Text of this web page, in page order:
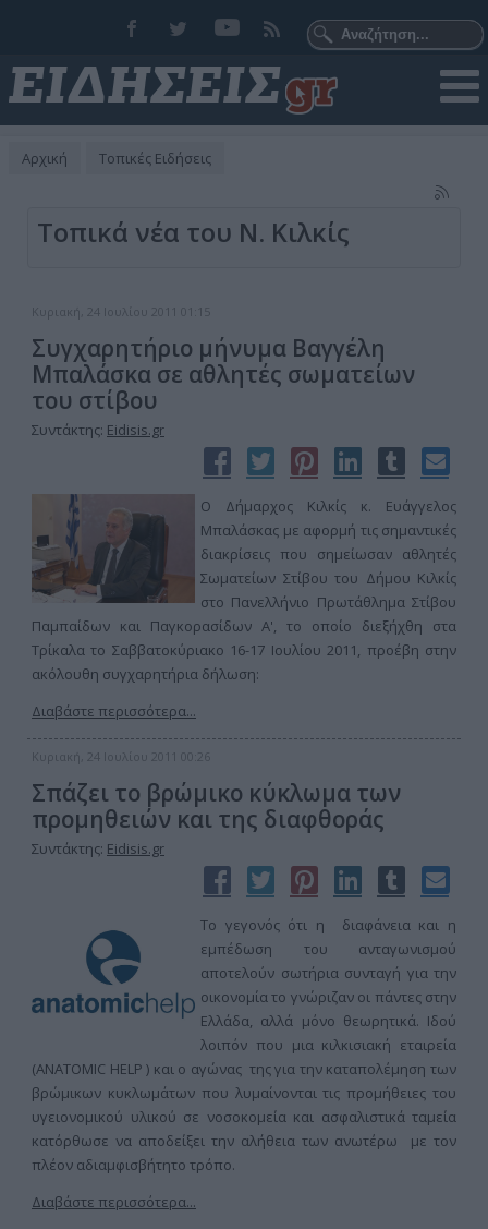
Αρχική Τοπικές Ειδήσεις
Τοπικά νέα του Ν. Κιλκίς
Κυριακή, 24 Ιουλίου 2011 01:15
Συγχαρητήριο μήνυμα Βαγγέλη
Μπαλάσκα σε αθλητές σωματείων
του στίβου
Συντάκτης: Eidisis.gr
Ο Δήμαρχος Κιλκίς κ. Ευάγγελος
Μπαλάσκας με αφορμή τις σημαντικές
διακρίσεις που σημείωσαν αθλητές
Σωματείων Στίβου του Δήμου Κιλκίς
στο Πανελλήνιο Πρωτάθλημα Στίβου
Παμπαίδων και Παγκορασίδων Α', το οποίο διεξήχθη στα
Τρίκαλα το Σαββατοκύριακο 16-17 Ιουλίου 2011, προέβη στην
ακόλουθη συγχαρητήρια δήλωση:
Διαβάστε περισσότερα...
Κυριακή, 24 Ιουλίου 2011 00:26
Σπάζει το βρώμικο κύκλωμα των
προμηθειών και της διαφθοράς
Συντάκτης: Eidisis.gr
Το γεγονός ότι η διαφάνεια και η
εμπέδωση του ανταγωνισμού
αποτελούν σωτήρια συνταγή για την
οικονομία το γνώριζαν οι πάντες στην
Ελλάδα, αλλά μόνο θεωρητικά. Ιδού
λοιπόν που μια κιλκισιακή εταιρεία
(ANATOMIC HELP ) και ο αγώνας της για την καταπολέμηση των
βρώμικων κυκλωμάτων που λυμαίνονται τις προμήθειες του
υγειονομικού υλικού σε νοσοκομεία και ασφαλιστικά ταμεία
κατόρθωσε να αποδείξει την αλήθεια των ανωτέρω με τον
πλέον αδιαμφισβήτητο τρόπο.
Διαβάστε περισσότερα...